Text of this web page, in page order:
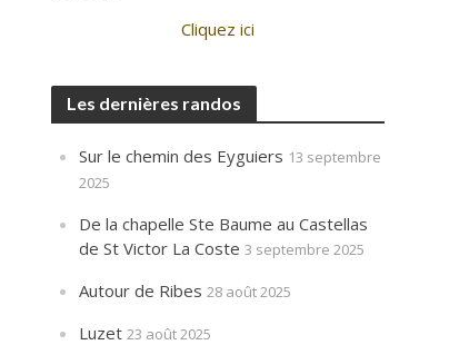
Cliquez ici
Les dernières randos
Sur le chemin des Eyguiers 13 septembre
2025
De la chapelle Ste Baume au Castellas
de St Victor La Coste 3 septembre 2025
Autour de Ribes 28 août 2025
Luzet 23 août 2025